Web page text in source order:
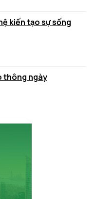
kiến tạo sự sống
thông ngày